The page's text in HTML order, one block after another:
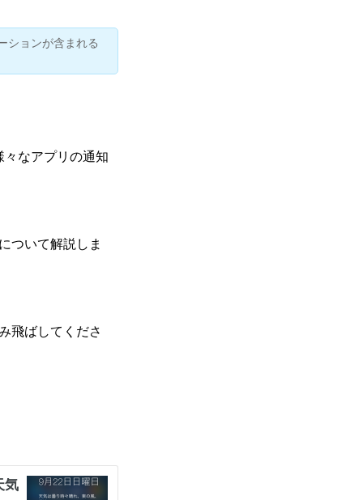
ションが含まれる
なアプリの通知
ついて解説しま
飛ばしてくださ